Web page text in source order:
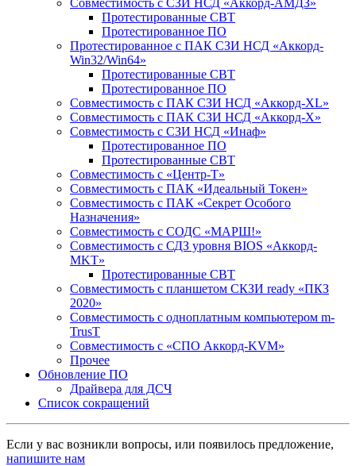
Совместимость с СЗИ НСД «Аккорд-АМДЗ»
Протестированные СВТ
Протестированное ПО
Протестированное с ПАК СЗИ НСД «Аккорд-
Win32/Win64»
Протестированные СВТ
Протестированное ПО
Совместимость с ПАК СЗИ НСД «Аккорд-ХL»
Совместимость с ПАК СЗИ НСД «Аккорд-Х»
Совместимость с СЗИ НСД «Инаф»
Протестированное ПО
Протестированные СВТ
Совместимость с «Центр-Т»
Совместимость с ПАК «Идеальный Токен»
Совместимость с ПАК «Секрет Особого
Назначения»
Cовместимость с СОДС «МАРШ!»
Совместимость с СДЗ уровня BIOS «Аккорд-
MKT»
Протестированные СВТ
Совместимость с планшетом СКЗИ ready «ПКЗ
2020»
Совместимость с одноплатным компьютером m-
TrusT
Совместимость с «СПО Аккорд-KVM»
Прочее
Обновление ПО
Драйвера для ДСЧ
Список сокращений
Если у вас возникли вопросы, или появилось предложение,
напишите нам